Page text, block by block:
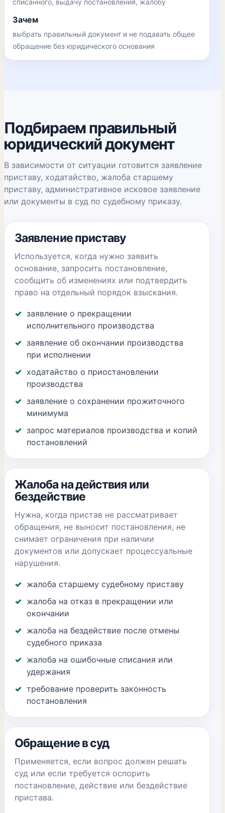
списанного, выдачу постановления, жалобу
Зачем
выбрать правильный документ и не подавать общее
обращение без юридического основания
Подбираем правильный
юридический документ
В зависимости от ситуации готовится заявление
приставу, ходатайство, жалоба старшему
приставу, административное исковое заявление
или документы в суд по судебному приказу.
Заявление приставу
Используется, когда нужно заявить
основание, запросить постановление,
сообщить об изменениях или подтвердить
право на отдельный порядок взыскания.
заявление о прекращении
исполнительного производства
заявление об окончании производства
при исполнении
ходатайство о приостановлении
производства
заявление о сохранении прожиточного
минимума
запрос материалов производства и копий
постановлений
Жалоба на действия или
бездействие
Нужна, когда пристав не рассматривает
обращения, не выносит постановления, не
снимает ограничения при наличии
документов или допускает процессуальные
нарушения.
жалоба старшему судебному приставу
жалоба на отказ в прекращении или
окончании
жалоба на бездействие после отмены
судебного приказа
жалоба на ошибочные списания или
удержания
требование проверить законность
постановления
Обращение в суд
Применяется, если вопрос должен решать
суд или если требуется оспорить
постановление, действие или бездействие
пристава.